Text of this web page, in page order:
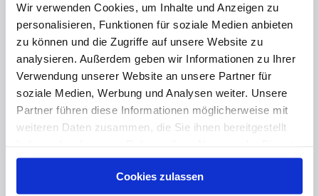
Wir verwenden Cookies, um Inhalte und Anzeigen zu
personalisieren, Funktionen für soziale Medien anbieten
zu können und die Zugriffe auf unsere Website zu
analysieren. Außerdem geben wir Informationen zu Ihrer
Verwendung unserer Website an unsere Partner für
soziale Medien, Werbung und Analysen weiter. Unsere
Partner führen diese Informationen möglicherweise mit
weiteren Daten zusammen, die Sie ihnen bereitgestellt
gesammelt haben. Hier finden Sie Informationen zum
und unserImpressum.
Cookies zulassen
vor 4 Jahren